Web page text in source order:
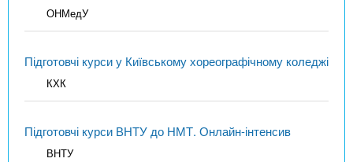
ОНМедУ
Підготовчі курси у Київському хореографічному коледжі
КХК
Підготовчі курси ВНТУ до НМТ. Онлайн-інтенсив
ВНТУ